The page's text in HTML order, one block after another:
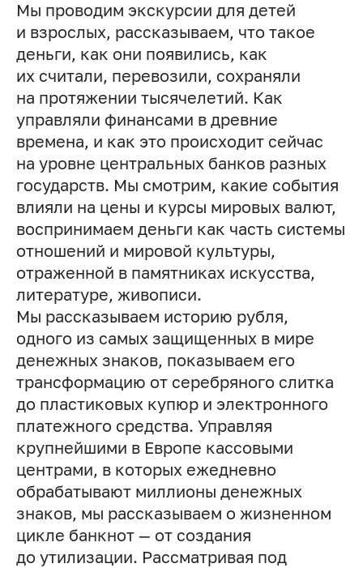
Мы проводим экскурсии для детей
и взрослых, рассказываем, что такое
деньги, как они появились, как
их считали, перевозили, сохраняли
на протяжении тысячелетий. Как
управляли финансами в древние
времена, и как это происходит сейчас
на уровне центральных банков разных
государств. Мы смотрим, какие события
влияли на цены и курсы мировых валют,
воспринимаем деньги как часть системы
отношений и мировой культуры,
отраженной в памятниках искусства,
литературе, живописи.
Мы рассказываем историю рубля,
одного из самых защищенных в мире
денежных знаков, показываем его
трансформацию от серебряного слитка
до пластиковых купюр и электронного
платежного средства. Управляя
крупнейшими в Европе кассовыми
центрами, в которых ежедневно
обрабатывают миллионы денежных
знаков, мы рассказываем о жизненном
цикле банкнот — от создания
до утилизации. Рассматривая под